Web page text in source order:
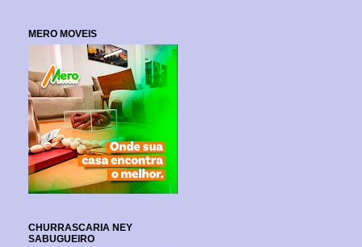
MERO MOVEIS
CHURRASCARIA NEY
SABUGUEIRO